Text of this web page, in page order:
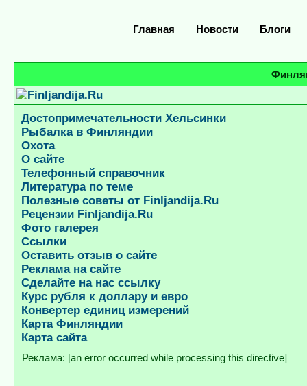
Главная Новости Блоги
Достопримечательности Хельсинки
Рыбалка в Финляндии
Охота
О сайте
Телефонный справочник
Литература по теме
Полезные советы от Finljandija.Ru
Рецензии Finljandija.Ru
Фото галерея
Ссылки
Оставить отзыв о сайте
Реклама на сайте
Сделайте на нас ссылку
Курс рубля к доллару и евро
Конвертер единиц измерений
Карта Финляндии
Карта сайта
[an error occurred while processing this directive]